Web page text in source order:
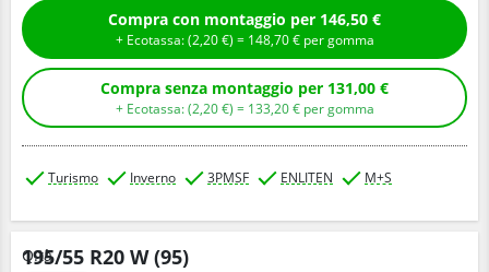
Compra con montaggio per 146,50 €
+ Ecotassa: (2,20€ ) = 148,70€ per gomma
Compra senza montaggio per 131,00 €
+ Ecotassa: (2,20€ ) = 133,20€ per gomma
Turismo Inverno 3PMSF ENLITEN M+S
195/55 R20 W (95)
Q.tà